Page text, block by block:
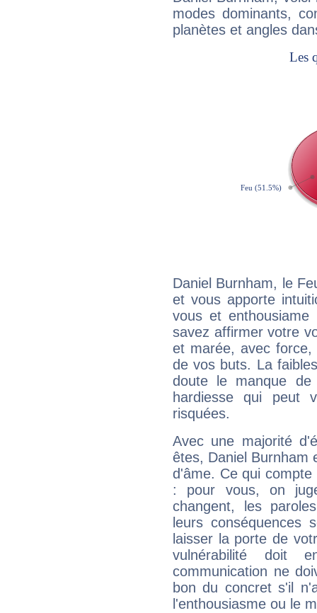
modes dominants,
planètes et angles
Daniel Burnham, le
et vous apporte
vous et
savez affirmer votre
et marée, avec
de vos buts. La
doute le manque
hardiesse qui peut
risquées.
Avec une majorité
êtes, Daniel Burnham
d'âme. Ce qui
: pour vous, on
changent, les
leurs conséquences
laisser la porte de
vulnérabilité doit
communication ne
bon du concret s'il
l'enthousiasme ou le